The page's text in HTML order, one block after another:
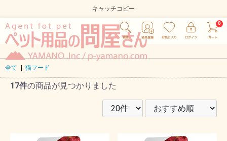
キャッチコピー
全て 猫フード
17件の商品が見つかりました